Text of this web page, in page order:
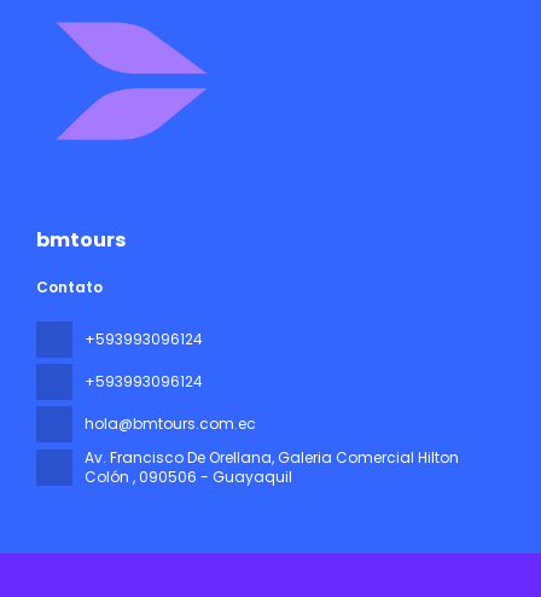
bmtours
Contato
+593993096124
+593993096124
hola@bmtours.com.ec
Av. Francisco De Orellana, Galeria Comercial Hilton
Colón , 090506 - Guayaquil